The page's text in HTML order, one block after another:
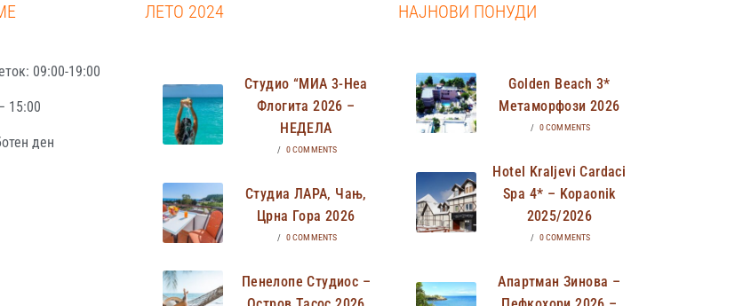
09:00-19:00
15:00
ден
ЛЕТО 2024
Студио “МИА 3-Неа
Флогита 2026 –
НЕДЕЛА
/ 0 COMMENTS
Студиа ЛАРА, Чањ,
Црна Гора 2026
/ 0 COMMENTS
Пенелопе Студиос –
НАЈНОВИ ПОНУДИ
Golden Beach 3*
Метаморфози 2026
/ 0 COMMENTS
Hotel Kraljevi Cardaci
Spa 4* – Kopaonik
2025/2026
/ 0 COMMENTS
Апартман Зинова –